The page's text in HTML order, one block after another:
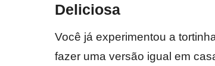
Deliciosa
Você já experimentou a
fazer uma versão igual em